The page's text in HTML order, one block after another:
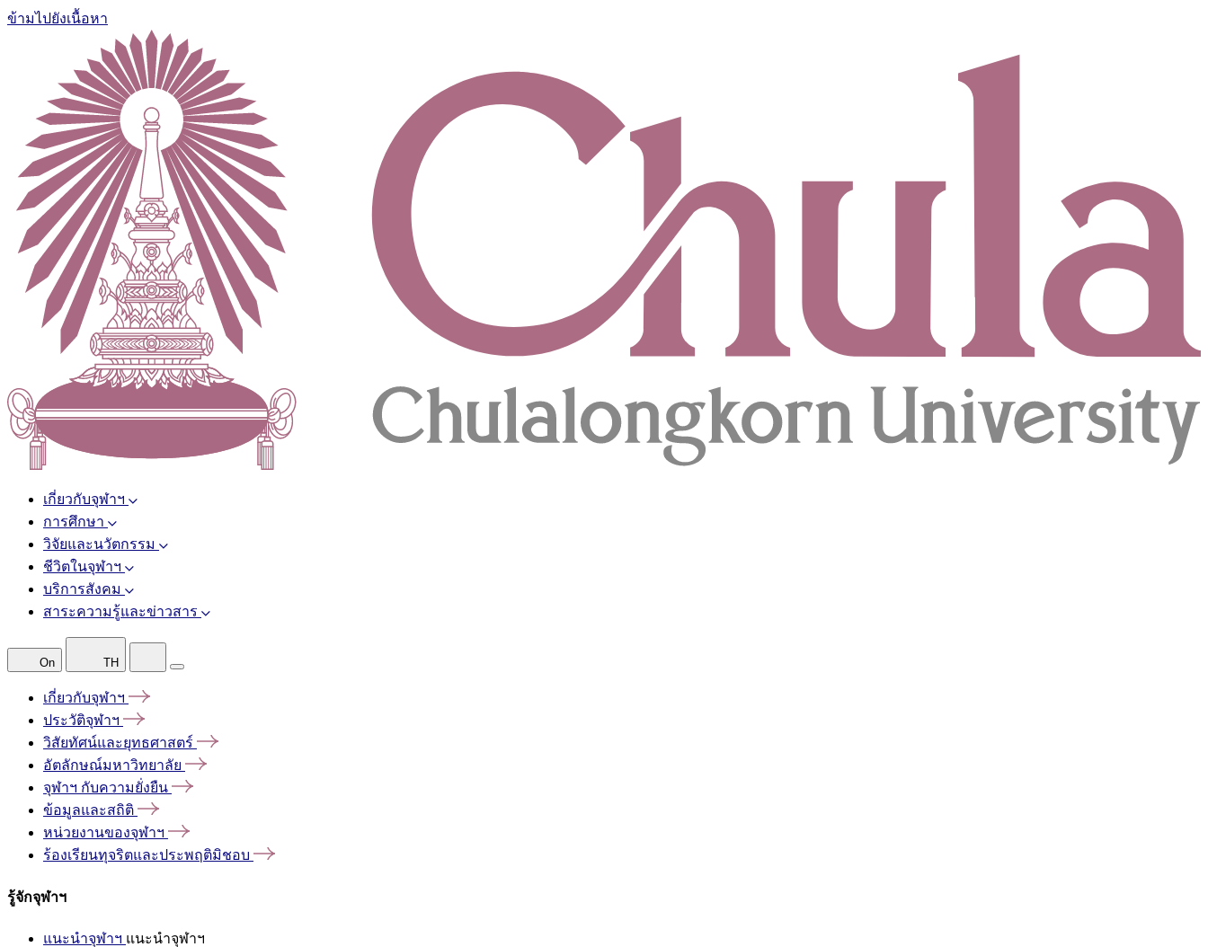
ข้ามไปยังเนื้อหา
เกี่ยวกับจุฬาฯ
การศึกษา
วิจัยและนวัตกรรม
ชีวิตในจุฬาฯ
บริการสังคม
สาระความรู้และข่าวสาร
On TH
เกี่ยวกับจุฬาฯ
ประวัติจุฬาฯ
วิสัยทัศน์และยุทธศาสตร์
อัตลักษณ์มหาวิทยาลัย
จุฬาฯ กับความยั่งยืน
ข้อมูลและสถิติ
หน่วยงานของจุฬาฯ
ร้องเรียนทุจริตและประพฤติมิชอบ
รู้จักจุฬาฯ
แนะนำจุฬาฯ แนะนำจุฬาฯ